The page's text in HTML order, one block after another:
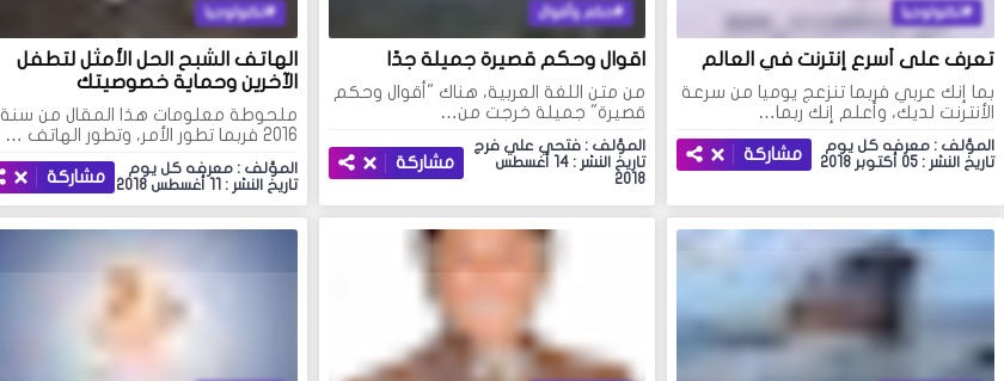
تكنولوجيا
تعرف على أسرع إنترنت في العالم
بما إنك عربي فربما تنزعج يوميا من سرعة
الأنترنت لديك، وأعلم إنك ربما…
المؤلف : معرفه كل يوم
تاريخ النشر : 05 أكتوبر 2018
مشاركة
حكم وأقوال
اقوال وحكم قصيرة جميلة جدًا
من متن اللغة العربية، هناك "أقوال وحكم
قصيرة" جميلة خرجت من…
المؤلف : فتحي علي فرج
تاريخ النشر : 14 أغسطس
2018
مشاركة
تكنولوجيا
الهاتف الشبح الحل الأمثل لتطفل
الآخرين وحماية خصوصيتك
ملحوطة معلومات هذا المقال من سنة
2016 فربما تطور الأمر، وتطور الهاتف …
المؤلف : معرفه كل يوم
تاريخ النشر : 11 أغسطس 2018
مشاركة